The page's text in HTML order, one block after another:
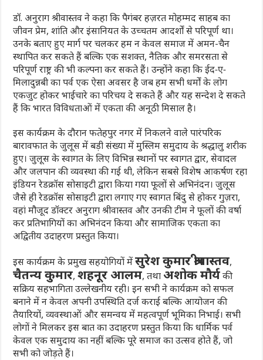
डॉ. अनुराग श्रीवास्तव ने कहा कि पैगंबर हज़रत मोहम्मद साहब का
जीवन प्रेम, शांति और इंसानियत के उच्चतम आदर्शों से परिपूर्ण था।
उनके बताए हुए मार्ग पर चलकर हम न केवल समाज में अमन-चैन
स्थापित कर सकते हैं बल्कि एक सशक्त, नैतिक और समरसता से
परिपूर्ण राष्ट्र की भी कल्पना कर सकते हैं। उन्होंने कहा किईद-ए-
मिलादुन्नबीका पर्व एक ऐसा अवसर है जब हम सभी धर्मों के लोग
एकजुट होकर भाईचारे का परिचय दे सकते हैं और यह सन्देश दे सकते
हैं कि भारत विविधताओं में एकता की अनूठी मिसाल है।
इस कार्यक्रम के दौरान फतेहपुर नगर में निकलने वाले पारंपरिक
बारावफात के जुलूस में बड़ी संख्या में मुस्लिम समुदाय के श्रद्धालु शरीक
हुए। जुलूस के स्वागत के लिए विभिन्न स्थानों पर स्वागत द्वार, सेवादल
और जलपान की व्यवस्था की गई थी, लेकिन सबसे विशेष आकर्षण रहा
इंडियन रेडक्रॉस सोसाइटी द्वारा किया गयाफूलों से अभिनंदन। जुलूस
जैसे ही रेडक्रॉस सोसाइटी द्वारा लगाए गए स्वागत बिंदु से होकर गुज़रा,
वहां मौजूद डॉक्टर अनुराग श्रीवास्तव और उनकी टीम ने फूलों की वर्षा
कर प्रतिभागियों का अभिनंदन किया और सामाजिक एकता का
अद्वितीय उदाहरण प्रस्तुत किया।
इस कार्यक्रम के प्रमुख सहयोगियों मेंसुरेश कुमार श्रीवास्तव,
चैतन्य कुमार,शहनूर आलम, तथा अशोक मौर्यकी
सक्रिय सहभागिता उल्लेखनीय रही। इन सभी ने कार्यक्रम को सफल
बनाने में न केवल अपनी उपस्थिति दर्ज कराई बल्कि आयोजन की
तैयारियों, व्यवस्थाओं और समन्वय में महत्वपूर्ण भूमिका निभाई। सभी
लोगों ने मिलकर इस बात का उदाहरण प्रस्तुत किया कि धार्मिक पर्व
केवल एक समुदाय का नहीं बल्कि पूरे समाज का उत्सव होते हैं, जो
सभी को जोड़ते हैं।